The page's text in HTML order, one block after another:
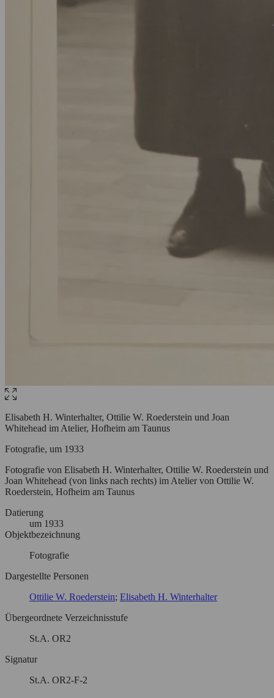
Elisabeth H. Winterhalter, Ottilie W. Roederstein und Joan
Whitehead im Atelier, Hofheim am Taunus
Fotografie, um 1933
Fotografie von Elisabeth H. Winterhalter, Ottilie W. Roederstein und
Joan Whitehead (von links nach rechts) im Atelier von Ottilie W.
Roederstein, Hofheim am Taunus
Datierung
um 1933
Objektbezeichnung
Fotografie
Dargestellte Personen
Ottilie W. Roederstein Elisabeth H. Winterhalter
Übergeordnete Verzeichnisstufe
St.A. OR2
Signatur
St.A. OR2-F-2